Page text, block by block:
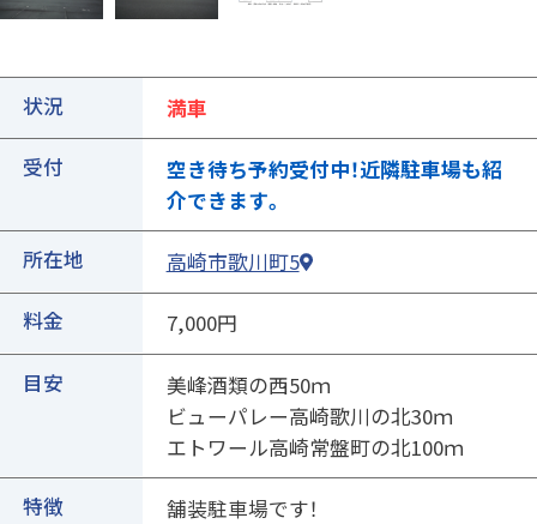
状況 満車
受付
空き待ち予約受付中！近隣駐車場も紹
介できます。
所在地 高崎市歌川町5
料金 7,000円
目安
美峰酒類の西50ｍ
ビューパレー高崎歌川の北30ｍ
エトワール高崎常盤町の北100ｍ
特徴 舗装駐車場です！
①ご契約中の駐車場の詳細ページを開きます
②ページ中ほどの各種ボタンを押します